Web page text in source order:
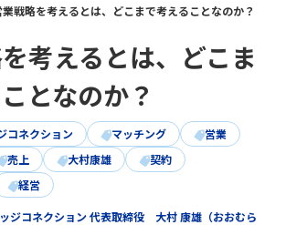
業戦略を考えるとは、どこまで考えることなのか？
考えるとは、どこま
となのか？
コネクション マッチング
営業
売上 大村康雄
契約
経営
ジコネクション 代表取締役 大村 康雄（おおむら